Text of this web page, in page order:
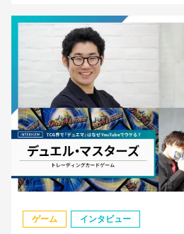
ゲーム インタビュー